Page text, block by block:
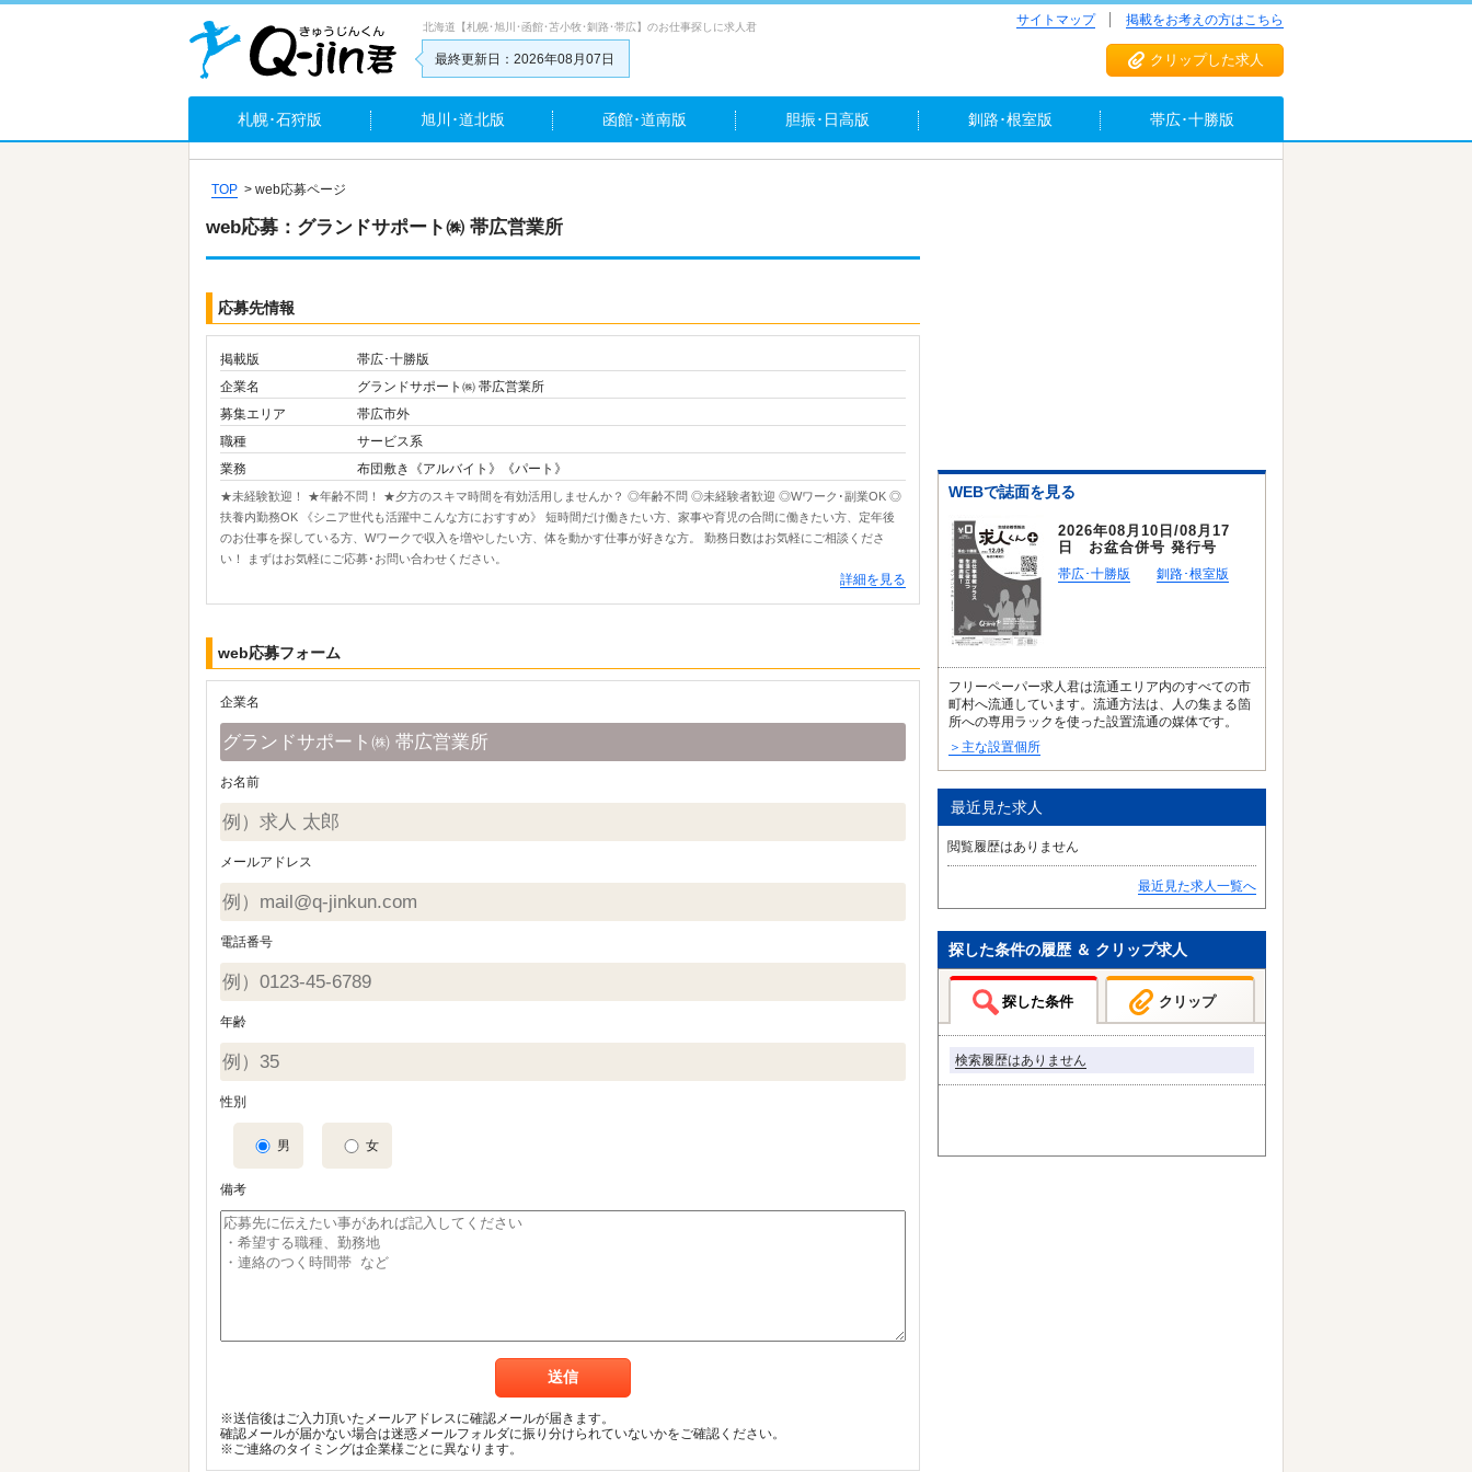
北海道【札幌･旭川･函館･苫小牧･釧路･帯広】のお仕事探しに求人君
最終更新日：2026年08月07日
サイトマップ 掲載をお考えの方はこちら
クリップした求人
札幌･石狩版 旭川･道北版 函館･道南版 胆振･日高版 釧路･根室版 帯広･十勝版
TOP > web応募ページ
web応募：グランドサポート㈱ 帯広営業所
応募先情報
掲載版
帯広･十勝版
企業名
グランドサポート㈱ 帯広営業所
募集エリア
帯広市外
職種
サービス系
業務
布団敷き《アルバイト》《パート》
★未経験歓迎！ ★年齢不問！ ★夕方のスキマ時間を有効活用しませんか？ ◎年齢不問 ◎未経験者歓迎 ◎Wワーク･副業OK ◎
扶養内勤務OK 《シニア世代も活躍中こんな方におすすめ》 短時間だけ働きたい方、家事や育児の合間に働きたい方、定年後
のお仕事を探している方、Wワークで収入を増やしたい方、体を動かす仕事が好きな方。 勤務日数はお気軽にご相談くださ
い！ まずはお気軽にご応募･お問い合わせください。
詳細を見る
web応募フォーム
企業名
お名前
メールアドレス
電話番号
年齢
性別
男 女
備考
※送信後はご入力頂いたメールアドレスに確認メールが届きます。
確認メールが届かない場合は迷惑メールフォルダに振り分けられていないかをご確認ください。
※ご連絡のタイミングは企業様ごとに異なります。
WEBで誌面を見る
2026年08月10日/08月17
日 お盆合併号 発行号
帯広･十勝版 釧路･根室版
フリーペーパー求人君は流通エリア内のすべての市
町村へ流通しています。流通方法は、人の集まる箇
所への専用ラックを使った設置流通の媒体です。
＞主な設置個所
最近見た求人
閲覧履歴はありません
最近見た求人一覧へ
探した条件の履歴 ＆ クリップ求人
探した条件 クリップ
検索履歴はありません